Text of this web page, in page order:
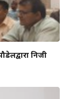
निजी